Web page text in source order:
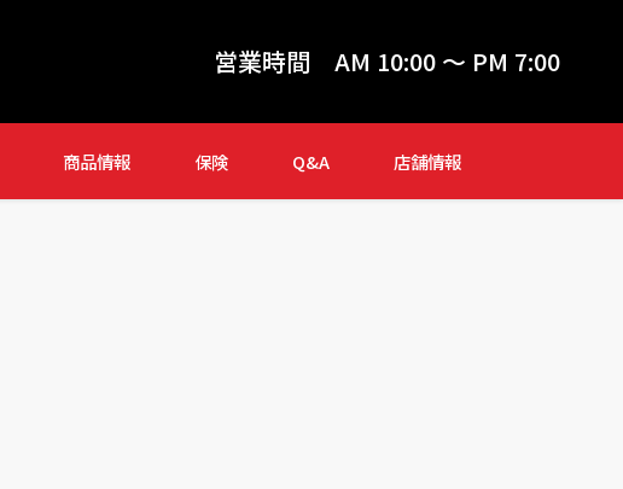
営業時間 AM 10:00 ～ PM 7:00
商品情報 保険 Q&A 店舗情報